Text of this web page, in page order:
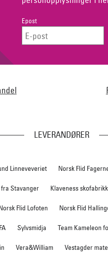
Epost
LEVERANDØRER
Linneveveriet Norsk Flid
fra Stavanger Klaveness skofabrikk
Flid Lofoten Norsk Flid
Sylvsmidja Team Kameleon
Vera&William Vestagder